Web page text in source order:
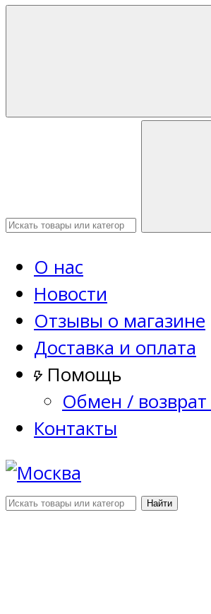
О нас
Новости
Отзывы о магазине
Доставка и оплата
Помощь
Обмен / возврат
Контакты
Найти